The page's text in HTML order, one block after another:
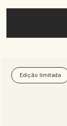
Edição limitada